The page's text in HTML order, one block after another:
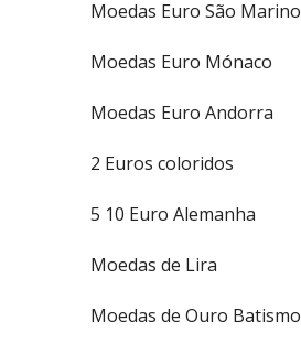
Moedas Euro São Marino
Moedas Euro Mónaco
Moedas Euro Andorra
2 Euros coloridos
5 10 Euro Alemanha
Moedas de Lira
Moedas de Ouro Batismo